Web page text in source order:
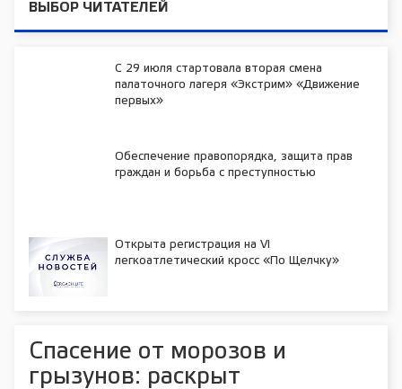
ВЫБОР ЧИТАТЕЛЕЙ
С 29 июля стартовала вторая смена
палаточного лагеря «Экстрим» «Движение
первых»
Обеспечение правопорядка, защита прав
граждан и борьба с преступностью
Открыта регистрация на VI
легкоатлетический кросс «По Щелчку»
Спасение от морозов и
грызунов: раскрыт